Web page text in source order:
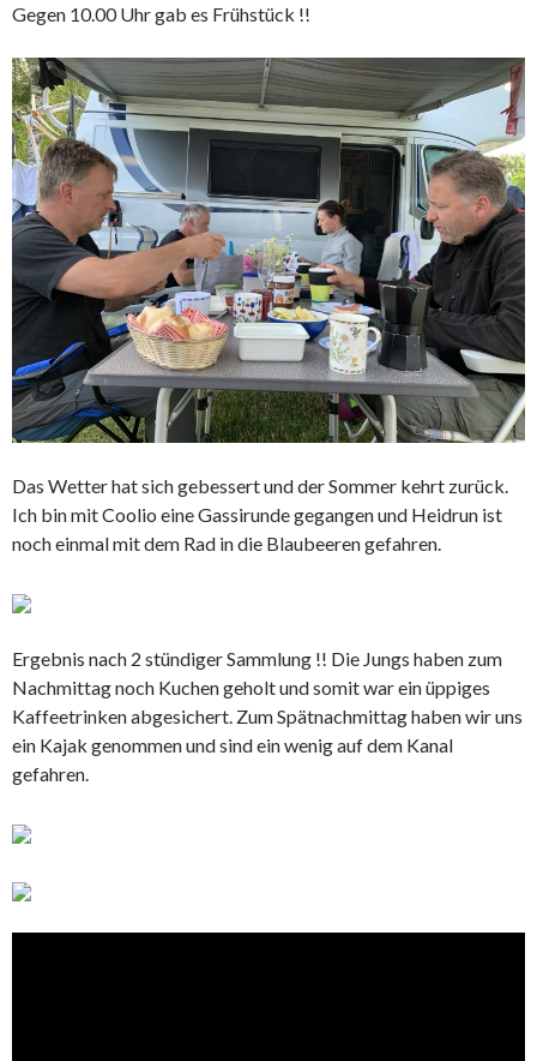
Gegen 10.00 Uhr gab es Frühstück !!
Das Wetter hat sich gebessert und der Sommer kehrt zurück.
Ich bin mit Coolio eine Gassirunde gegangen und Heidrun ist
noch einmal mit dem Rad in die Blaubeeren gefahren.
Ergebnis nach 2 stündiger Sammlung !! Die Jungs haben zum
Nachmittag noch Kuchen geholt und somit war ein üppiges
Kaffeetrinken abgesichert. Zum Spätnachmittag haben wir uns
ein Kajak genommen und sind ein wenig auf dem Kanal
gefahren.